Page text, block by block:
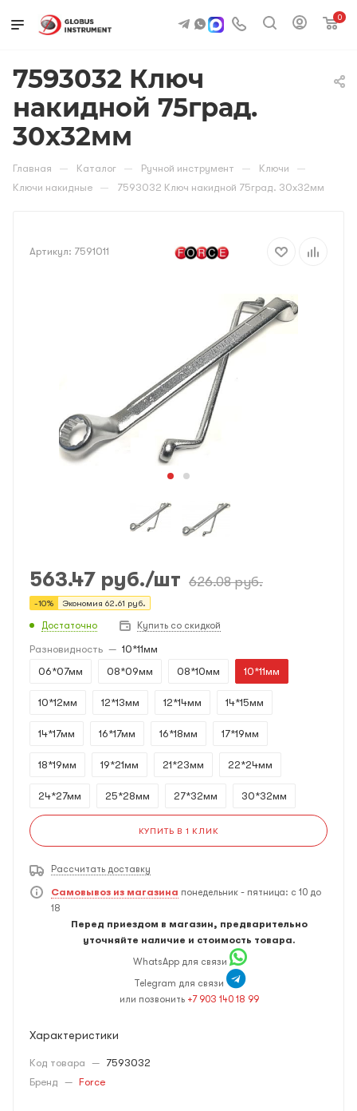
0
7593032 Ключ
накидной 75град.
30х32мм
Главная — Каталог — Ручной инструмент — Ключи —
Ключи накидные — 7593032 Ключ накидной 75град. 30х32мм
Артикул: 7591011
563.47 руб./шт 626.08руб.
-10% Экономия 62.61 руб.
Достаточно Купить со скидкой
Разновидность — 10*11мм
06*07мм
08*09мм 08*10мм 10*11мм
10*12мм 12*13мм 12*14мм 14*15мм
14*17мм 16*17мм 16*18мм 17*19мм
18*19мм 19*21мм 21*23мм 22*24мм
24*27мм 25*28мм 27*32мм 30*32мм
КУПИТЬ В 1 КЛИК
Рассчитать доставку
Самовывоз из магазина понедельник - пятница: с 10 до
18
Перед приездом в магазин, предварительно
уточняйте наличие и стоимость товара.
WhatsApp для связи
Telegram для связи
или позвонить +7 903 140 18 99
Характеристики
Код товара — 7593032
Бренд — Force